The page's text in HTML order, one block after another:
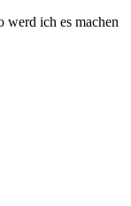
werd ich es machen